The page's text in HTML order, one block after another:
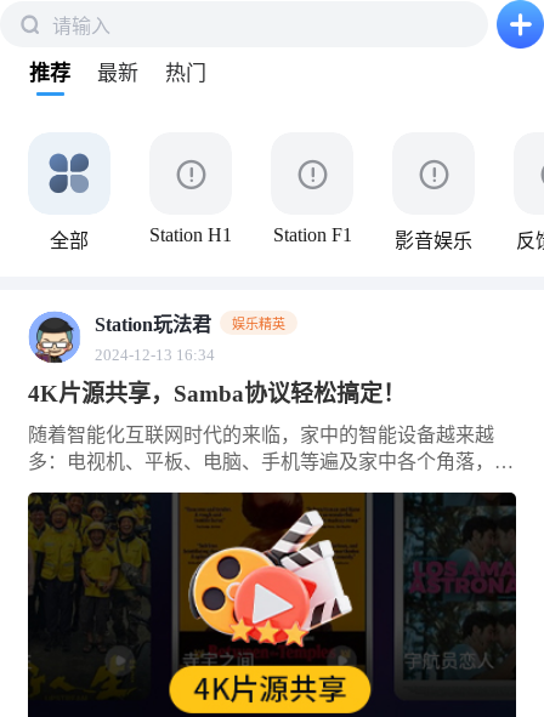
请输入
推荐 最新 热门
全部 Station H1 Station F1 影音娱乐 反
Station玩法君 娱乐精英
2024-12-13 16:34
4K片源共享，Samba协议轻松搞定！
随着智能化互联网时代的来临，家中的智能设备越来越
多：电视机、平板、电脑、手机等遍及家中各个角落，同
时设备之间共享数据的需求变的越来越强烈。比如在电视
机上观看手机中下载的影片、音乐、VLOG 素材等，你会
选